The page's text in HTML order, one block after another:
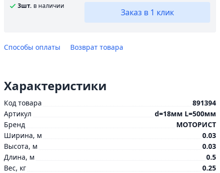
3шт. в наличии
Заказ в 1 клик
Способы оплаты Возврат товара
Характеристики
Код товара
891394
Артикул
d=18мм L=500мм
Бренд
МОТОРИСТ
Ширина, м
0.03
Высота, м
0.03
Длина, м
0.5
Вес, кг
0.25